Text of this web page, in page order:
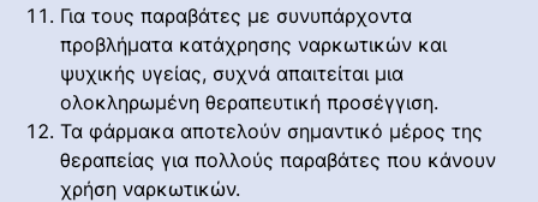
Για τους παραβάτες με συνυπάρχοντα
προβλήματα κατάχρησης ναρκωτικών και
ψυχικής υγείας, συχνά απαιτείται μια
ολοκληρωμένη θεραπευτική προσέγγιση.
Τα φάρμακα αποτελούν σημαντικό μέρος της
θεραπείας για πολλούς παραβάτες που κάνουν
χρήση ναρκωτικών.